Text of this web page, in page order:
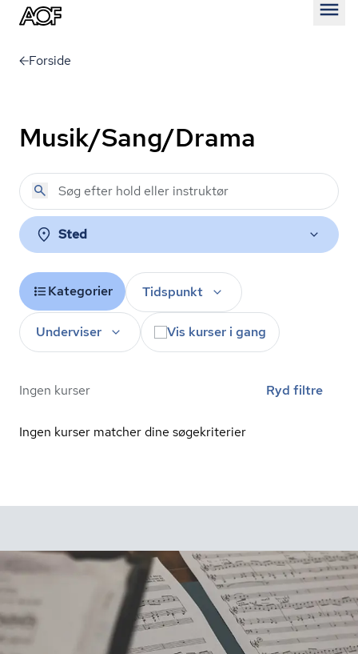
Forside
Musik/Sang/Drama
Sted
Kategorier Tidspunkt
Underviser Vis kurser i gang
Ingen kurser Ryd filtre
Ingen kurser matcher dine søgekriterier